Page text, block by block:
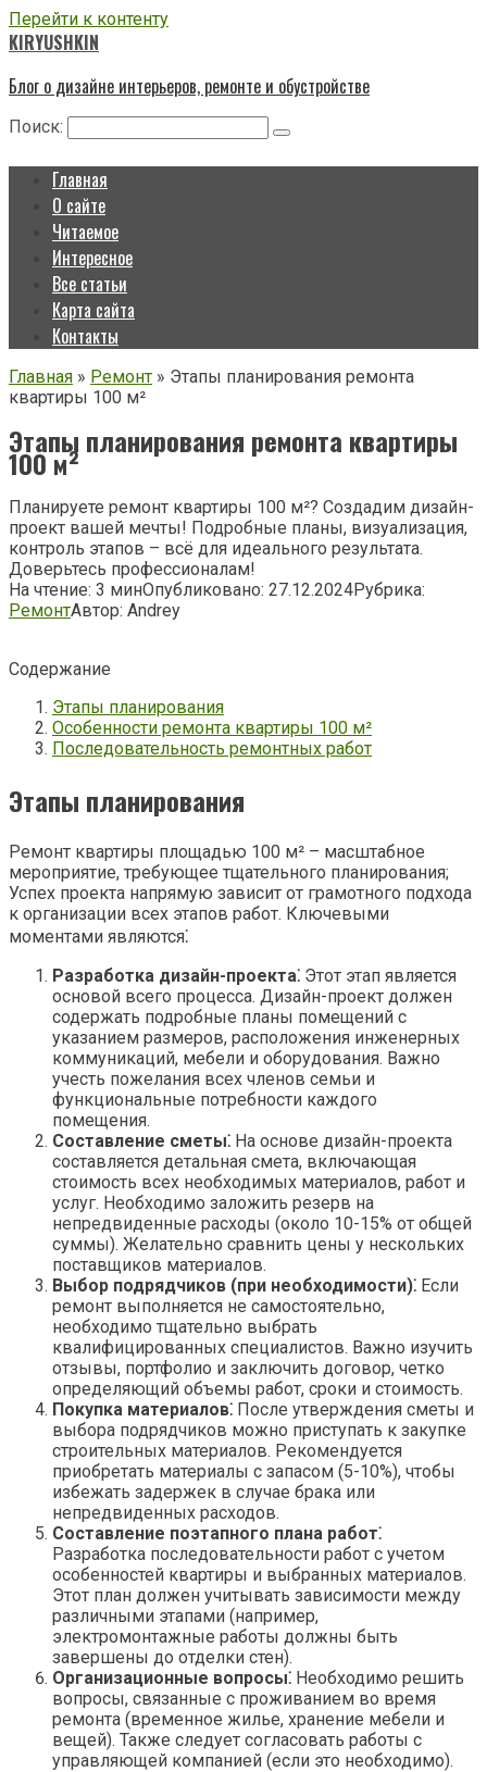
Перейти к контенту
KIRYUSHKIN
Блог о дизайне интерьеров, ремонте и обустройстве
Поиск:
Главная
О сайте
Читаемое
Интересное
Все статьи
Карта сайта
Контакты
Главная » Ремонт » Этапы планирования ремонта
квартиры 100 м²
Этапы планирования ремонта квартиры
100 м²
Планируете ремонт квартиры 100 м²? Создадим дизайн-
проект вашей мечты! Подробные планы, визуализация,
контроль этапов – всё для идеального результата.
Доверьтесь профессионалам!
На чтение: 3 минОпубликовано: 27.12.2024Рубрика:
РемонтАвтор: Andrey
Содержание
Этапы планирования
Особенности ремонта квартиры 100 м²
Последовательность ремонтных работ
Этапы планирования
Ремонт квартиры площадью 100 м² – масштабное
мероприятие, требующее тщательного планирования;
Успех проекта напрямую зависит от грамотного подхода
к организации всех этапов работ. Ключевыми
моментами являются⁚
Разработка дизайн-проекта⁚ Этот этап является
основой всего процесса. Дизайн-проект должен
содержать подробные планы помещений с
указанием размеров, расположения инженерных
коммуникаций, мебели и оборудования. Важно
учесть пожелания всех членов семьи и
функциональные потребности каждого
помещения.
Составление сметы⁚ На основе дизайн-проекта
составляется детальная смета, включающая
стоимость всех необходимых материалов, работ и
услуг. Необходимо заложить резерв на
непредвиденные расходы (около 10-15% от общей
суммы). Желательно сравнить цены у нескольких
поставщиков материалов.
Выбор подрядчиков (при необходимости)⁚ Если
ремонт выполняется не самостоятельно,
необходимо тщательно выбрать
квалифицированных специалистов. Важно изучить
отзывы, портфолио и заключить договор, четко
определяющий объемы работ, сроки и стоимость.
Покупка материалов⁚ После утверждения сметы и
выбора подрядчиков можно приступать к закупке
строительных материалов. Рекомендуется
приобретать материалы с запасом (5-10%), чтобы
избежать задержек в случае брака или
непредвиденных расходов.
Составление поэтапного плана работ⁚
Разработка последовательности работ с учетом
особенностей квартиры и выбранных материалов.
Этот план должен учитывать зависимости между
различными этапами (например,
электромонтажные работы должны быть
завершены до отделки стен).
Организационные вопросы⁚ Необходимо решить
вопросы, связанные с проживанием во время
ремонта (временное жилье, хранение мебели и
вещей). Также следует согласовать работы с
управляющей компанией (если это необходимо).